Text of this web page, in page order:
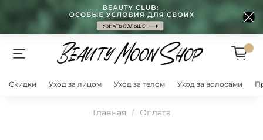
Скидки Уход за лицом Уход за телом Уход за волосами
Главная Оплата